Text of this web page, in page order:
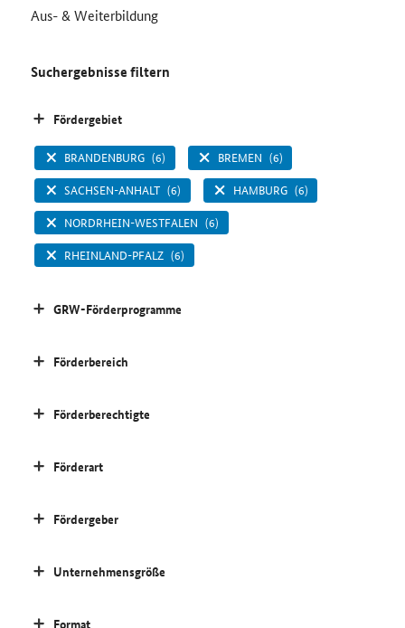
Aus- & Weiterbildung
Suchergebnisse filtern
Fördergebiet
BRANDENBURG (6) BREMEN (6)
SACHSEN-ANHALT (6) HAMBURG (6)
NORDRHEIN-WESTFALEN (6)
RHEINLAND-PFALZ (6)
GRW-Förderprogramme
Förderbereich
Förderberechtigte
Förderart
Fördergeber
Unternehmensgröße
Format